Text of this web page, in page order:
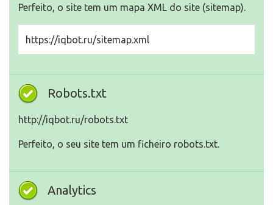
Perfeito, o site tem um mapa XML do site (sitemap).
https://iqbot.ru/sitemap.xml
Robots.txt
http://iqbot.ru/robots.txt
Perfeito, o seu site tem um ficheiro robots.txt.
Analytics